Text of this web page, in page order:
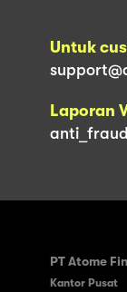
Untuk
Laporan
PT Atome
Kantor Pusat